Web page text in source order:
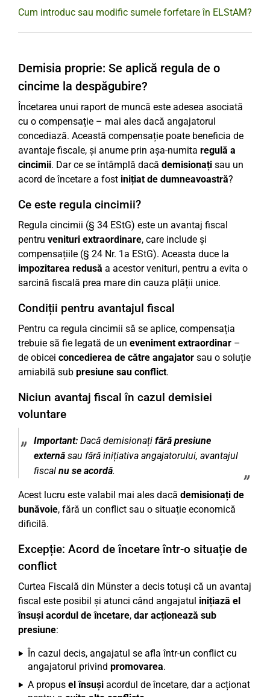
Cum introduc sau modific sumele forfetare în ELStAM?
Demisia proprie: Se aplică regula de o
cincime la despăgubire?
Încetarea unui raport de muncă este adesea asociată
cu o compensație – mai ales dacă angajatorul
concediază. Această compensație poate beneficia de
avantaje fiscale, și anume prin așa-numita regulă a
cincimii. Dar ce se întâmplă dacă demisionați sau un
acord de încetare a fost inițiat de dumneavoastră?
Ce este regula cincimii?
Regula cincimii (§ 34 EStG) este un avantaj fiscal
pentru venituri extraordinare, care include și
compensațiile (§ 24 Nr. 1a EStG). Aceasta duce la
impozitarea redusă a acestor venituri, pentru a evita o
sarcină fiscală prea mare din cauza plății unice.
Condiții pentru avantajul fiscal
Pentru ca regula cincimii să se aplice, compensația
trebuie să fie legată de un eveniment extraordinar –
de obicei concedierea de către angajator sau o soluție
amiabilă sub presiune sau conflict.
Niciun avantaj fiscal în cazul demisiei
voluntare
Important: Dacă demisionați fără presiune
externă sau fără inițiativa angajatorului, avantajul
fiscal nu se acordă.
Acest lucru este valabil mai ales dacă demisionați de
bunăvoie, fără un conflict sau o situație economică
dificilă.
Excepție: Acord de încetare într-o situație de
conflict
Curtea Fiscală din Münster a decis totuși că un avantaj
fiscal este posibil și atunci când angajatul inițiază el
însuși acordul de încetare, dar acționează sub
presiune:
În cazul decis, angajatul se afla într-un conflict cu
angajatorul privind promovarea.
A propus el însuși acordul de încetare, dar a acționat